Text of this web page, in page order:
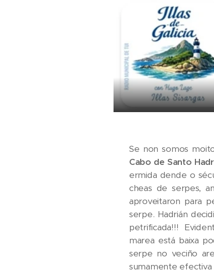
Se non somos
Cabo de Santo
ermida dende o
cheas de serpes,
aproveitaron para
serpe. Hadrián
petrificada!!!
marea está baixa
serpe no veciño
sumamente efectiva